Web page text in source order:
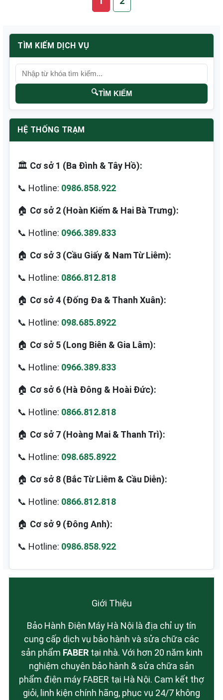
TÌM KIẾM DỊCH VỤ
🔍TÌM KIẾM
HỆ THỐNG TRẠM
🏛️ Cơ sở 1 (Ba Đình & Tây Hồ):
📞 Hotline: 0986.858.922
🏠 Cơ sở 2 (Hoàn Kiếm & Hai Bà Trưng):
📞 Hotline: 0966.389.833
🏠 Cơ sở 3 (Cầu Giấy & Nam Từ Liêm):
📞 Hotline: 0866.812.818
🏠 Cơ sở 4 (Đống Đa & Thanh Xuân):
📞 Hotline: 098.685.8922
🏠 Cơ sở 5 (Long Biên & Gia Lâm):
📞 Hotline: 0966.389.833
🏠 Cơ sở 6 (Hà Đông & Hoài Đức):
📞 Hotline: 0866.812.818
🏠 Cơ sở 7 (Hoàng Mai & Thanh Trì):
📞 Hotline: 098.685.8922
🏠 Cơ sở 8 (Bắc Từ Liêm & Cầu Diễn):
📞 Hotline: 0866.812.818
🏠 Cơ sở 9 (Đông Anh):
📞 Hotline: 0986.858.922
Giới Thiệu
Bảo Hành Điện Máy Hà Nội là địa chỉ uy tín
cung cấp dịch vụ bảo hành và sửa chữa các
sản phẩm FABERtại nhà. Với hơn 20 năm kinh
nghiệm chuyên bảo hành & sửa chữa sản
phẩm điện máy FABER tại Hà Nội. Cam kết thợ
giỏi, linh kiện chính hãng, phục vụ 24/7 không